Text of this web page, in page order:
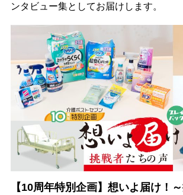
ンタビュー集としてお届けします。
【10周年特別企画】想いよ届け！